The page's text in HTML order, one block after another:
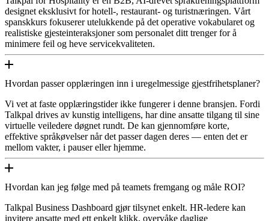
designet eksklusivt for hotell-, restaurant- og turistnæringen. Vårt
spanskkurs fokuserer utelukkende på det operative vokabularet og
realistiske gjesteinteraksjoner som personalet ditt trenger for å
minimere feil og heve servicekvaliteten.
Hvordan passer opplæringen inn i uregelmessige gjestfrihetsplaner?
Vi vet at faste opplæringstider ikke fungerer i denne bransjen. Fordi
Talkpal drives av kunstig intelligens, har dine ansatte tilgang til sine
virtuelle veiledere døgnet rundt. De kan gjennomføre korte,
effektive språkøvelser når det passer dagen deres — enten det er
mellom vakter, i pauser eller hjemme.
Hvordan kan jeg følge med på teamets fremgang og måle ROI?
Talkpal Business Dashboard gjør tilsynet enkelt. HR-ledere kan
invitere ansatte med ett enkelt klikk, overvåke daglige